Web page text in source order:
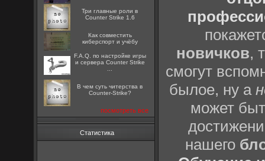
Три главные роли в
Counter Strike 1.6
Как совместить
киберспорт и учёбу
F.A.Q. по настройке игры
и сервера Counter Strike
В чем суть читерства в
Counter-Strike?
посмотреть все
Статистика
новичков,
смогут
былое, ну а
может
нашего